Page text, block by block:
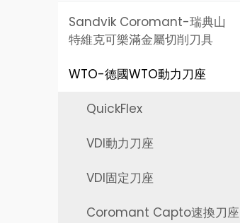
Sandvik Coromant-瑞典山
特維克可樂滿金屬切削刀具
WTO-德國WTO動力刀座
QuickFlex
VDI動力刀座
VDI固定刀座
Coromant Capto速換刀座